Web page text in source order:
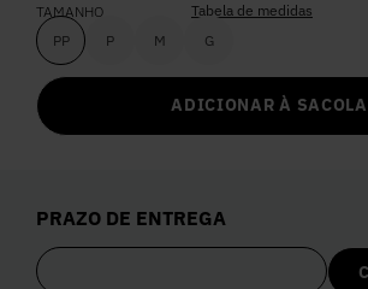
TAMANHO
PP
P M G
Tabela de medidas
ADICIONAR À SACOLA
PRAZO DE ENTREGA
2º
5º Calça